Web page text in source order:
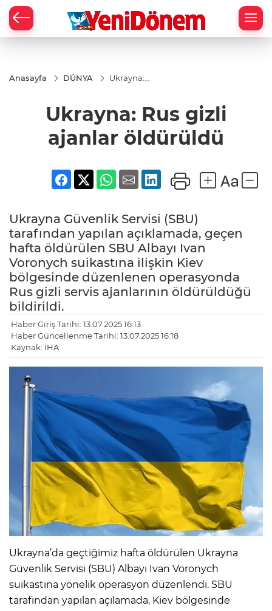
Anasayfa DÜNYA
Ukrayna:
öldürüldü
Ukrayna: Rus gizli
ajanlar öldürüldü
Ukrayna Güvenlik Servisi (SBU)
tarafından yapılan açıklamada, geçen
hafta öldürülen SBU Albayı Ivan
Voronych suikastına ilişkin Kiev
bölgesinde düzenlenen operasyonda
Rus gizli servis ajanlarının öldürüldüğü
bildirildi.
Haber Giriş Tarihi: 13.07.2025 16:13
Haber Güncellenme Tarihi: 13.07.2025 16:18
Kaynak: İHA
Ukrayna’da geçtiğimiz hafta öldürülen Ukrayna
Güvenlik Servisi (SBU) Albayı Ivan Voronych
suikastına yönelik operasyon düzenlendi. SBU
tarafından yapılan açılamada, Kiev bölgesinde